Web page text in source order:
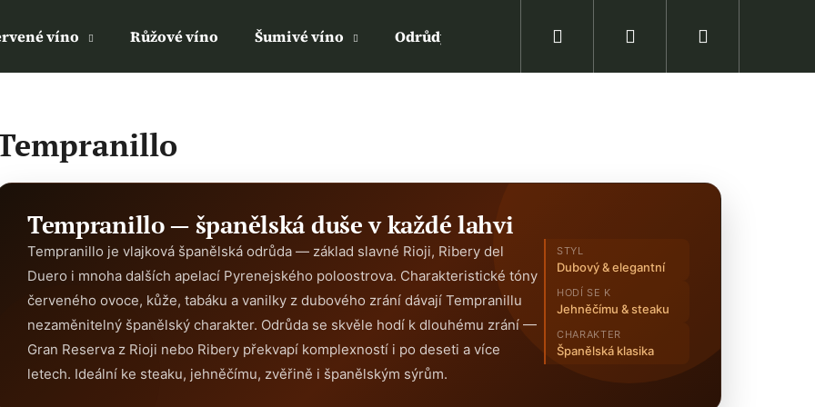
víno Růžové víno Šumivé víno Odrůdy vína Víno podle ceny Zpět na web
Přihlášení
Tempranillo — španělská duše v každé lahvi
Tempranillo je vlajková španělská odrůda — základ slavné Rioji, Ribery del
Duero i mnoha dalších apelací Pyrenejského poloostrova. Charakteristické tóny
červeného ovoce, kůže, tabáku a vanilky z dubového zrání dávají Tempranillu
nezaměnitelný španělský charakter. Odrůda se skvěle hodí k dlouhému zrání —
Gran Reserva z Rioji nebo Ribery překvapí komplexností i po deseti a více
letech. Ideální ke steaku, jehněčímu, zvěřině i španělským sýrům.
STYL
Dubový & elegantní
HODÍ SE K
Jehněčímu & steaku
CHARAKTER
Španělská klasika
Doporučujeme